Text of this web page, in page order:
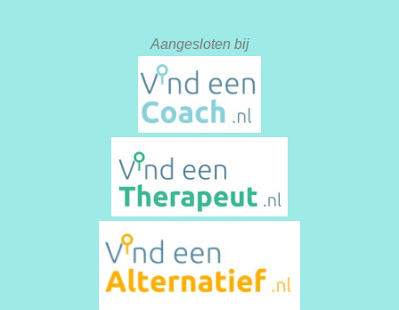
Aangesloten bij